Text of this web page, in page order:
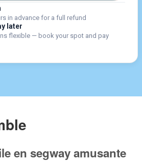
in advance for a full refund
later
flexible — book your spot and pay
en segway amusante